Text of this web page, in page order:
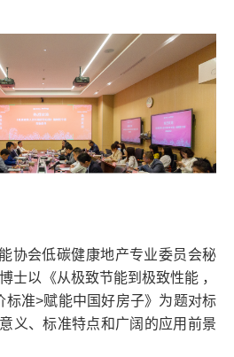
会低碳健康地产专业委员会秘
士以《从极致节能到极致性能 ，
标准>赋能中国好房子》为题对标
义、标准特点和广阔的应用前景